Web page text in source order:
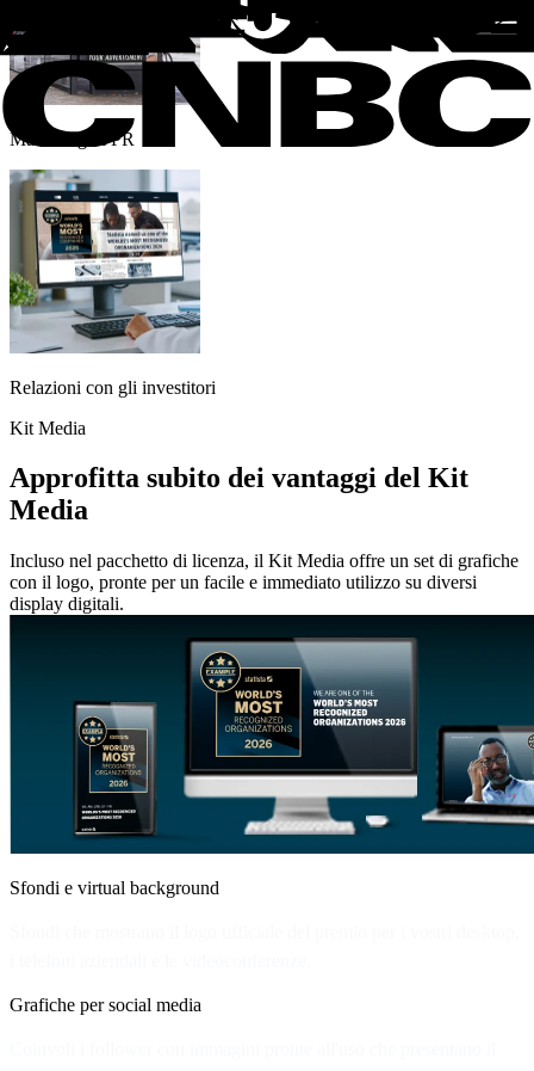
Marketing & PR
Relazioni con gli investitori
Kit Media
Approfitta subito dei vantaggi del Kit
Media
Incluso nel pacchetto di licenza, il Kit Media offre un set di grafiche
con il logo, pronte per un facile e immediato utilizzo su diversi
display digitali.
Sfondi e virtual background
Grafiche per social media